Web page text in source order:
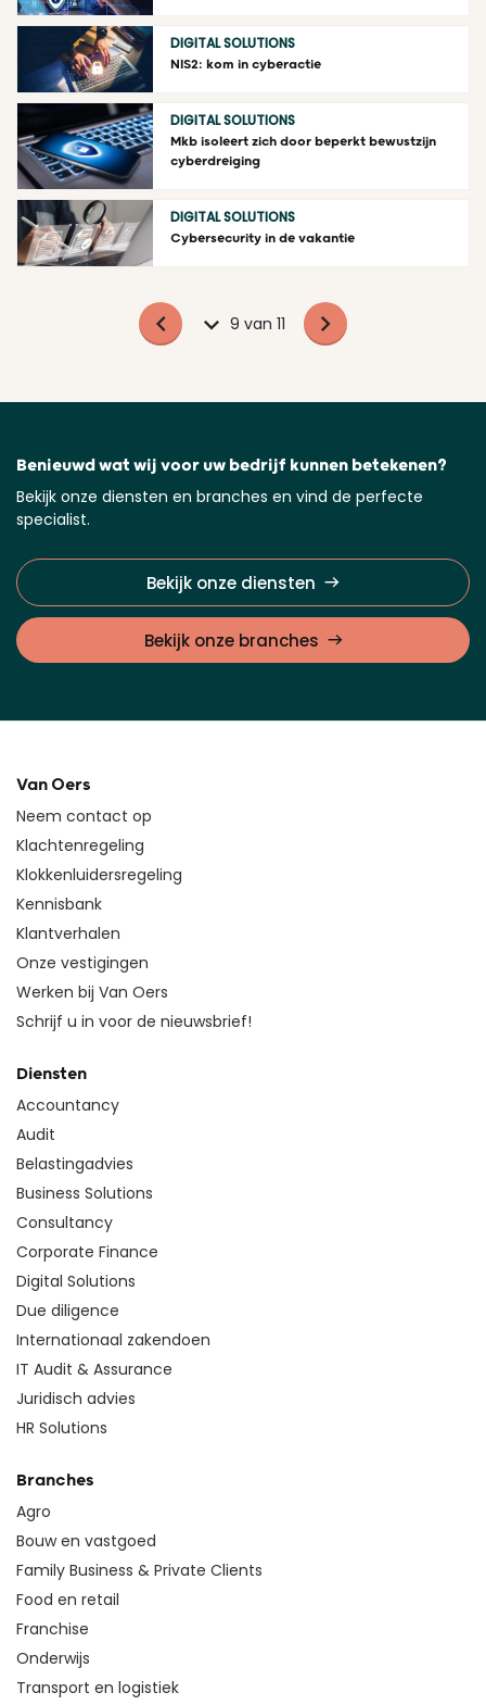
DIGITAL SOLUTIONS
NIS2: kom in cyberactie
DIGITAL SOLUTIONS
Mkb isoleert zich door beperkt bewustzijn
cyberdreiging
DIGITAL SOLUTIONS
Cybersecurity in de vakantie
9 van 11
Benieuwd wat wij voor uw bedrijf kunnen betekenen?
Bekijk onze diensten en branches en vind de perfecte
specialist.
Bekijk onze diensten
Bekijk onze branches
Van Oers
Neem contact op
Klachtenregeling
Klokkenluidersregeling
Kennisbank
Klantverhalen
Onze vestigingen
Werken bij Van Oers
Schrijf u in voor de nieuwsbrief!
Diensten
Accountancy
Audit
Belastingadvies
Business Solutions
Consultancy
Corporate Finance
Digital Solutions
Due diligence
Internationaal zakendoen
IT Audit & Assurance
Juridisch advies
HR Solutions
Branches
Agro
Bouw en vastgoed
Family Business & Private Clients
Food en retail
Franchise
Onderwijs
Transport en logistiek